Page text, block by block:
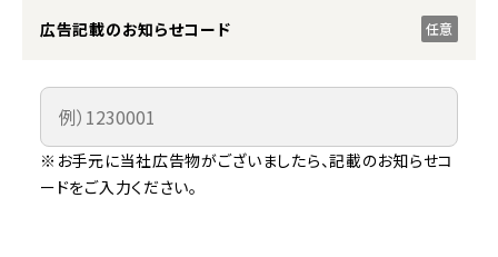
広告記載のお知らせコード 任意
※お手元に当社広告物がございましたら、記載のお知らせコ
ードをご入力ください。